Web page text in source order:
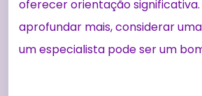
oferecer orientação significativa.
aprofundar mais, considerar
um especialista pode ser um